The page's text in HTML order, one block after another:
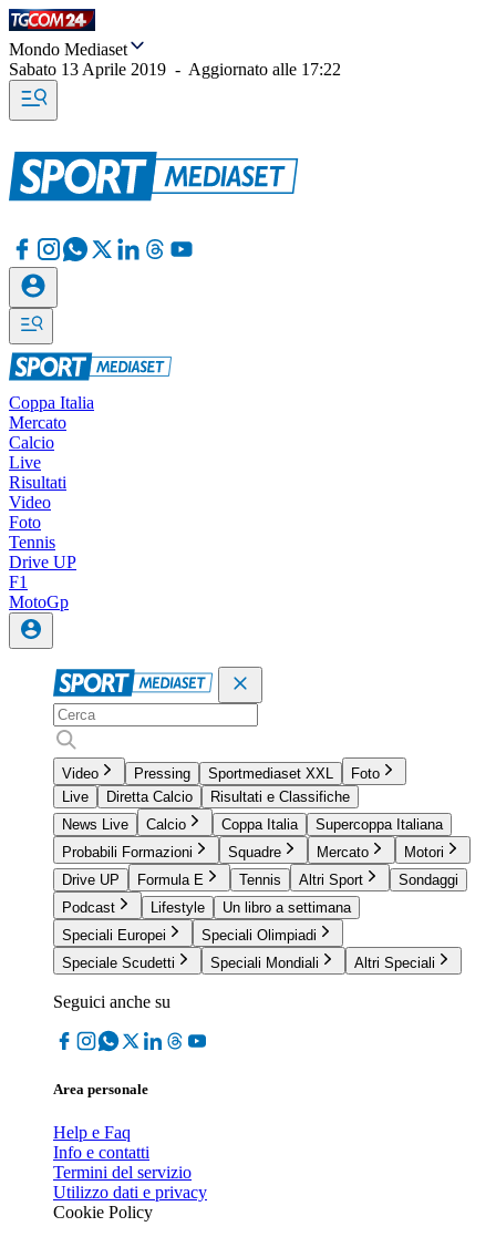
Mondo Mediaset
Sabato 13 Aprile 2019 - Aggiornato alle 17:22
Coppa Italia
Mercato
Calcio
Live
Risultati
Video
Foto
Tennis
Drive UP
F1
MotoGp
Video Pressing Sportmediaset XXL
Foto
Live
Diretta Calcio
Risultati e Classifiche
News Live
Calcio Coppa Italia
Supercoppa Italiana
Probabili Formazioni
Squadre Mercato
Motori
Drive UP
Formula E Tennis Altri Sport
Sondaggi
Podcast
Lifestyle
Un libro a settimana
Speciali Europei
Speciali Olimpiadi
Speciale Scudetti
Speciali Mondiali Altri Speciali
Seguici anche su
Area personale
Help e Faq
Info e contatti
Termini del servizio
Utilizzo dati e privacy
Cookie Policy